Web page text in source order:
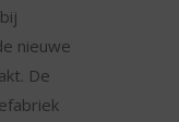
nieuwe
De